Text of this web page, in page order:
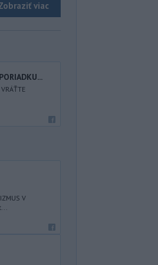
viac
V